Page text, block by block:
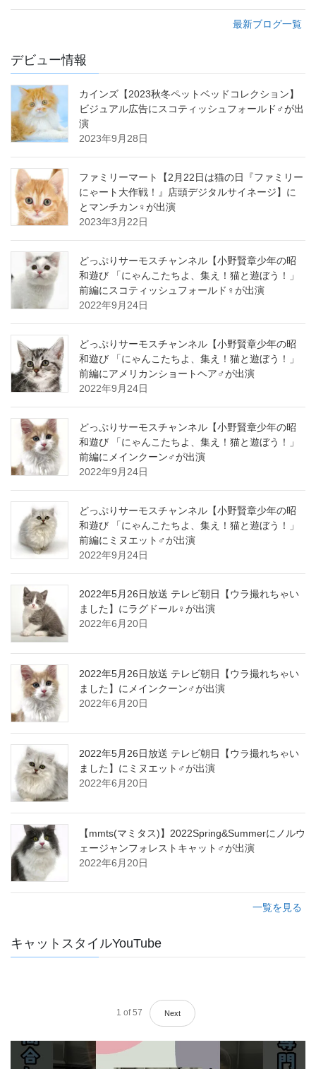
最新ブログ一覧
デビュー情報
カインズ【2023秋冬ペットベッドコレクション】
ビジュアル広告にスコティッシュフォールド♂が出
演
2023年9月28日
ファミリーマート【2月22日は猫の日『ファミリー
にゃート大作戦！』店頭デジタルサイネージ】に
とマンチカン♀が出演
2023年3月22日
どっぷりサーモスチャンネル【小野賢章少年の昭
和遊び 「にゃんこたちよ、集え！猫と遊ぼう！」
前編にスコティッシュフォールド♀が出演
2022年9月24日
どっぷりサーモスチャンネル【小野賢章少年の昭
和遊び 「にゃんこたちよ、集え！猫と遊ぼう！」
前編にアメリカンショートヘア♂が出演
2022年9月24日
どっぷりサーモスチャンネル【小野賢章少年の昭
和遊び 「にゃんこたちよ、集え！猫と遊ぼう！」
前編にメインクーン♂が出演
2022年9月24日
どっぷりサーモスチャンネル【小野賢章少年の昭
和遊び 「にゃんこたちよ、集え！猫と遊ぼう！」
前編にミヌエット♂が出演
2022年9月24日
2022年5月26日放送 テレビ朝日【ウラ撮れちゃい
ました】にラグドール♀が出演
2022年6月20日
2022年5月26日放送 テレビ朝日【ウラ撮れちゃい
ました】にメインクーン♂が出演
2022年6月20日
2022年5月26日放送 テレビ朝日【ウラ撮れちゃい
ました】にミヌエット♂が出演
2022年6月20日
【mmts(マミタス)】2022Spring&Summerにノルウ
ェージャンフォレストキャット♂が出演
2022年6月20日
一覧を見る
キャットスタイルYouTube
1 of 57 Next